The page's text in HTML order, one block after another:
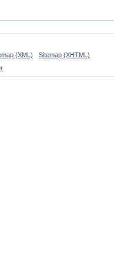
(XML)
Sitemap (XHTML)